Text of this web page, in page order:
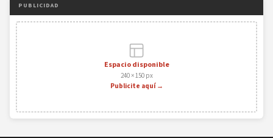
PUBLICIDAD
Espacio disponible
240 × 150 px
Publicite aquí →